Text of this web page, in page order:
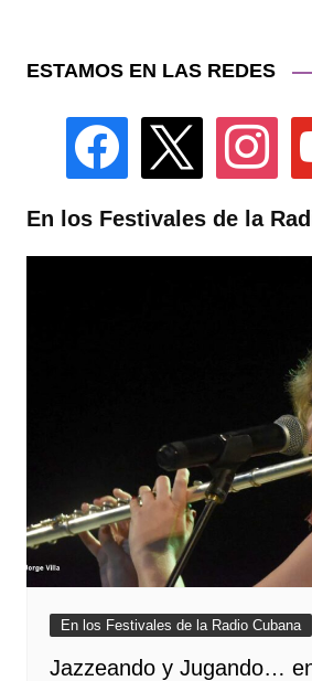
ESTAMOS EN LAS REDES
facebook instagram
En los Festivales de la
En los Festivales de la Radio Cubana
Jazzeando y Jugando…